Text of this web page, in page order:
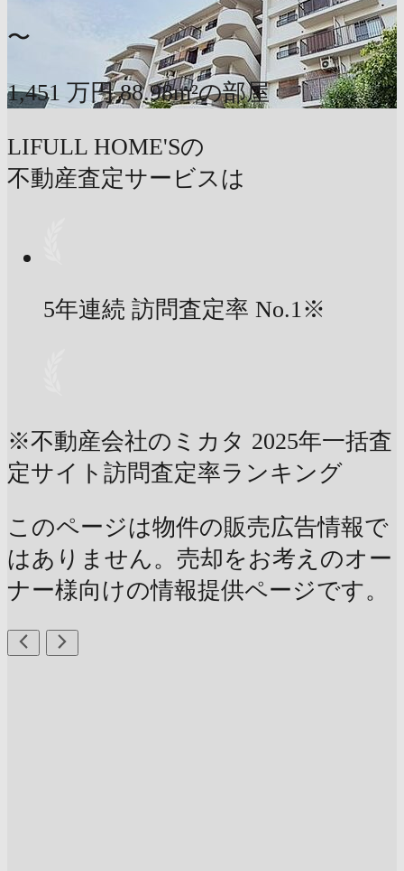
〜
1,451 万円 88.98m²の部屋
LIFULL HOME'Sの
不動産査定サービスは
5年連続 訪問査定率 No.1※
※不動産会社のミカタ 2025年一括査
定サイト訪問査定率ランキング
このページは物件の販売広告情報で
はありません。売却をお考えのオー
ナー様向けの情報提供ページです。